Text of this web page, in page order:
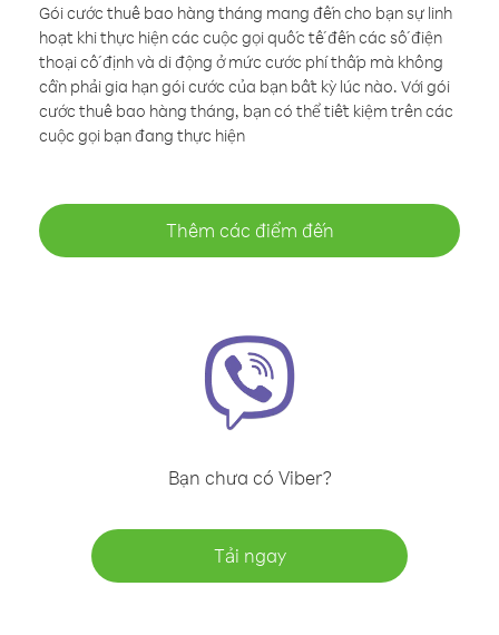
Gói cước thuê bao hàng tháng mang đến cho bạn sự linh
hoạt khi thực hiện các cuộc gọi quốc tế đến các số điện
thoại cố định và di động ở mức cước phí thấp mà không
cần phải gia hạn gói cước của bạn bất kỳ lúc nào. Với gói
cước thuê bao hàng tháng, bạn có thể tiết kiệm trên các
cuộc gọi bạn đang thực hiện
Thêm các điểm đến
Bạn chưa có Viber?
Tải ngay